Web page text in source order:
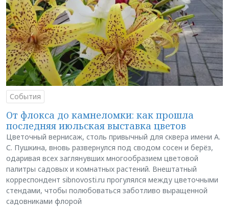
События
От флокса до камнеломки: как прошла
последняя июльская выставка цветов
Цветочный вернисаж, столь привычный для сквера имени А.
С. Пушкина, вновь развернулся под сводом сосен и берёз,
одаривая всех заглянувших многообразием цветовой
палитры садовых и комнатных растений. Внештатный
корреспондент sibnovosti.ru прогулялся между цветочными
стендами, чтобы полюбоваться заботливо выращенной
садовниками флорой